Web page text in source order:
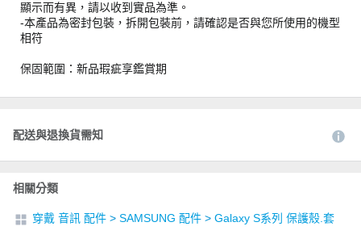
顯示而有異，請以收到實品為準。
-本產品為密封包裝，拆開包裝前，請確認是否與您所使用的機型
相符
保固範圍：新品瑕疵享鑑賞期
配送與退換貨需知
相關分類
穿戴 音訊 配件 > SAMSUNG 配件 > Galaxy S系列 保護殼.套